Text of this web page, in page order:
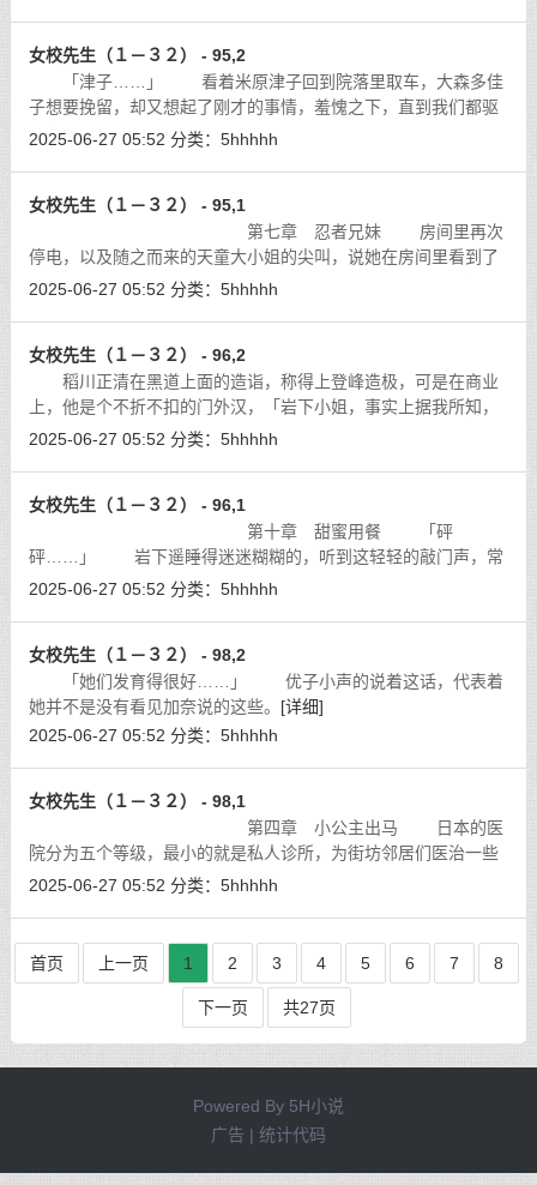
女校先生（１－３２） - 95,2
「津子……」 看着米原津子回到院落里取车，大森多佳
子想要挽留，却又想起了刚才的事情，羞愧之下，直到我们都驱
车离开了，她还说不出话来。 [详细]
2025-06-27 05:52 分类： 5hhhhh
女校先生（１－３２） - 95,1
第七章 忍者兄妹 房间里再次
停电，以及随之而来的天童大小姐的尖叫，说她在房间里看到了
蟑螂，也只是一段小插曲，小女孩们不懂，为什么她们擦拭得干
2025-06-27 05:52 分类： 5hhhhh
女校先生（１－３２） - 96,2
稻川正清在黑道上面的造诣，称得上登峰造极，可是在商业
上，他是个不折不扣的门外汉，「岩下小姐，事实上据我所知，
如果卖上五十万台，他们就已经亏本了，上了一百万台，亏得更
2025-06-27 05:52 分类： 5hhhhh
女校先生（１－３２） - 96,1
第十章 甜蜜用餐 「砰
砰……」 岩下遥睡得迷迷糊糊的，听到这轻轻的敲门声，常
年累积的警觉性，还是让她马上就睁开了眼睛。
2025-06-27 05:52 分类： 5hhhhh
女校先生（１－３２） - 98,2
「她们发育得很好……」 优子小声的说着这话，代表着
她并不是没有看见加奈说的这些。 [详细]
2025-06-27 05:52 分类： 5hhhhh
女校先生（１－３２） - 98,1
第四章 小公主出马 日本的医
院分为五个等级，最小的就是私人诊所，为街坊邻居们医治一些
小伤痛；再进一步就是普通的医院，只要拥有一定数目的合格医
2025-06-27 05:52 分类： 5hhhhh
首页 上一页 1 2 3 4 5 6 7 8
下一页 共27页
Powered By 5H小说
广告 | 统计代码